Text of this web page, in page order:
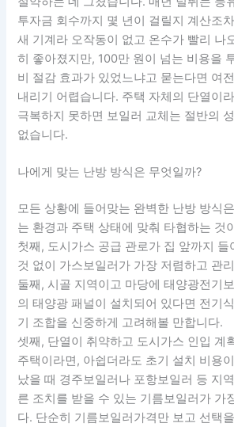
투자금 회수까지 몇 년이 걸릴지 계산조
새 기계라 오작동이 없고 온수가 빨리 나
히 좋아졌지만, 100만 원이 넘는 비용을
비 절감 효과가 있었느냐고 묻는다면 여
내리기 어렵습니다. 주택 자체의 단열이
극복하지 못하면 보일러 교체는 절반의
없습니다.
나에게 맞는 난방 방식은 무엇일까?
모든 상황에 들어맞는 완벽한 난방 방식
는 환경과 주택 상태에 맞춰 타협하는 것
첫째, 도시가스 공급 관로가 집 앞까지
것 없이 가스보일러가 가장 저렴하고 관
둘째, 시골 지역이고 마당에 태양광전기
의 태양광 패널이 설치되어 있다면 전기
기 조합을 신중하게 고려해볼 만합니다.
셋째, 단열이 취약하고 도시가스 인입 계
주택이라면, 아쉽더라도 초기 설치 비용
났을 때 경주보일러나 포항보일러 등 지
른 조치를 받을 수 있는 기름보일러가 가
다. 단순히 기름보일러가격만 보고 선택